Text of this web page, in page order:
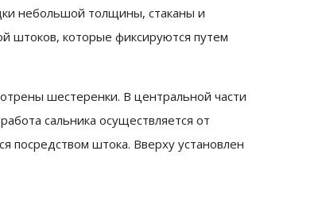
небольшой толщины, стаканы и
штоков, которые фиксируются путем
шестеренки. В центральной части
сальника осуществляется от
посредством штока. Вверху установлен